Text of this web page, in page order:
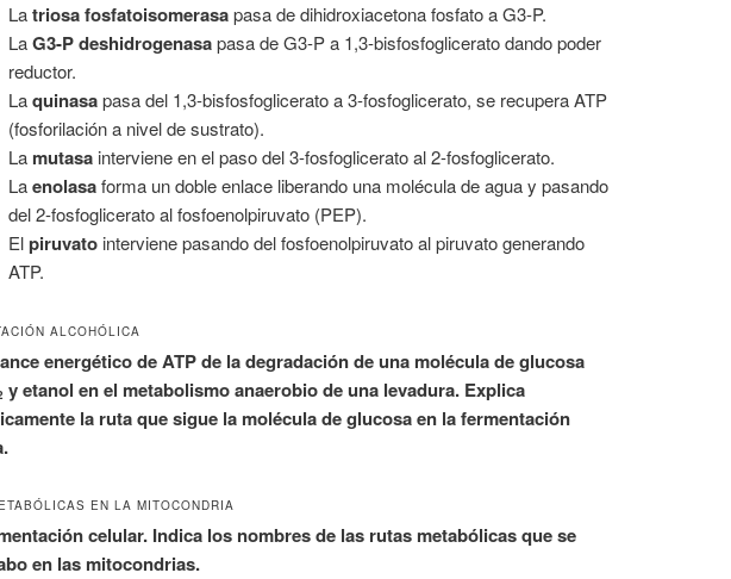
Latriosa fosfatoisomerasapasa de dihidroxiacetona fosfato a G3-P.
LaG3-P deshidrogenasapasa de G3-P a 1,3-bisfosfoglicerato dando poder
reductor.
Laquinasapasa del 1,3-bisfosfoglicerato a 3-fosfoglicerato, se recupera ATP
(fosforilación a nivel de sustrato).
La mutasainterviene en el paso del 3-fosfoglicerato al 2-fosfoglicerato.
Laenolasaforma un doble enlace liberando una molécula de agua y pasando
del 2-fosfoglicerato al fosfoenolpiruvato (PEP).
Elpiruvatointerviene pasando del fosfoenolpiruvato al piruvato generando
ATP.
ALCOHÓLICA
energético de ATP de la degradación de una molécula de glucosa
y etanol en el metabolismo anaerobio de una levadura. Explica
la ruta que sigue la molécula de glucosa en la fermentación
EN LA MITOCONDRIA
celular. Indica los nombres de las rutas metabólicas que se
en las mitocondrias.